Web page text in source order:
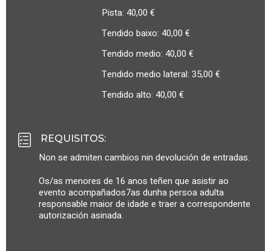
Pista: 40,00 €
Tendido baixo: 40,00 €
Tendido medio: 40,00 €
Tendido medio lateral: 35,00 €
Tendido alto: 40,00 €
REQUISITOS:
Non se admiten cambios nin devolución de entradas.
Os/as menores de 16 anos teñen que asistir ao
evento acompañados7as dunha persoa adulta
responsable maior de idade e traer a correspondente
autorización asinada.